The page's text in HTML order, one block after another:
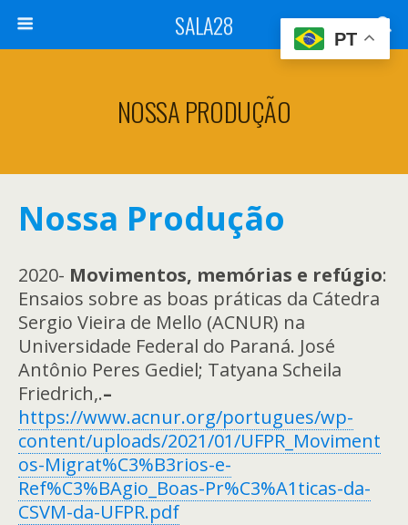
SALA28
NOSSA PRODUÇÃO
Nossa Produção
2020- Movimentos, memórias e refúgio:
Ensaios sobre as boas práticas da Cátedra
Sergio Vieira de Mello (ACNUR) na
Universidade Federal do Paraná. José
Antônio Peres Gediel; Tatyana Scheila
Friedrich,.–
https://www.acnur.org/portugues/wp-
content/uploads/2021/01/UFPR_Moviment
os-Migrat%C3%B3rios-e-
Ref%C3%BAgio_Boas-Pr%C3%A1ticas-da-
CSVM-da-UFPR.pdf
PT